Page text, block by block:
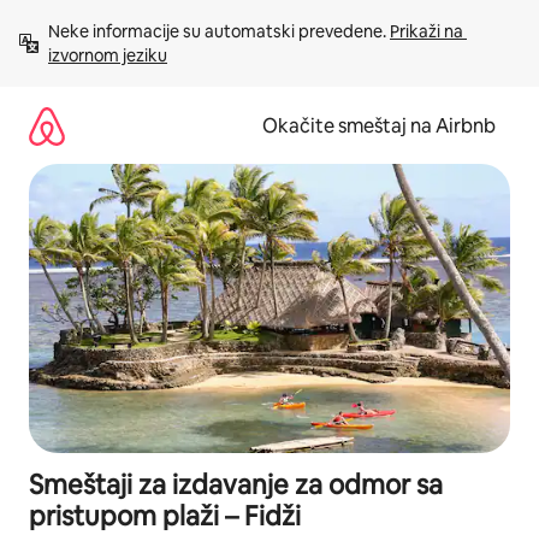
sadržaj
Neke informacije su automatski prevedene. Prikaži na
izvornom jeziku
Okačite smeštaj na Airbnb
Smeštaji za izdavanje za odmor sa
pristupom plaži – Fidži